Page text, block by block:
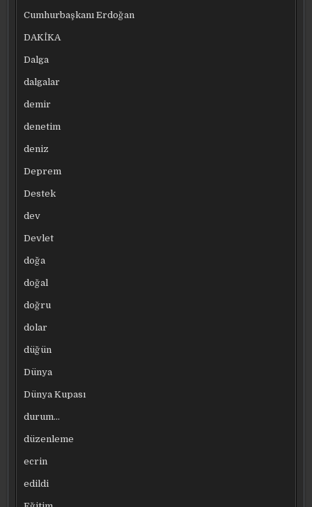
Cumhurbaşkanı Erdoğan
DAKİKA
Dalga
dalgalar
demir
denetim
deniz
Deprem
Destek
dev
Devlet
doğa
doğal
doğru
dolar
düğün
Dünya
Dünya Kupası
durum…
düzenleme
ecrin
edildi